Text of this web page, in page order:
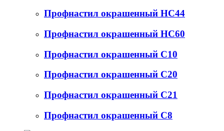
Профнастил окрашенный НС44
Профнастил окрашенный НС60
Профнастил окрашенный С10
Профнастил окрашенный С20
Профнастил окрашенный С21
Профнастил окрашенный С8